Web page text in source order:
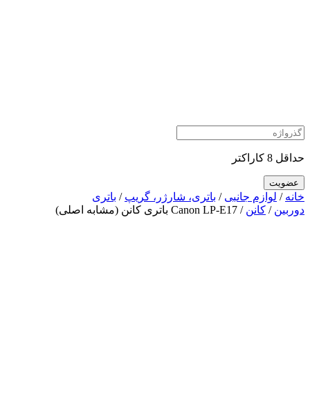
حداقل 8 کاراکتر
خانه / لوازم جانبی / باتری، شارژر، گریپ / باتری
دوربین / کانن / Canon LP-E17 باتری کانن (مشابه اصلی)